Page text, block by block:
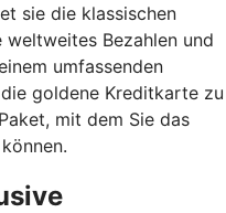
sie die klassischen
Bezahlen und
umfassenden
goldene Kreditkarte zu
mit dem Sie das